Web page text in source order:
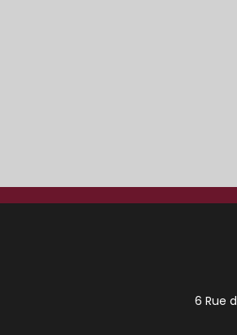
6 Rue